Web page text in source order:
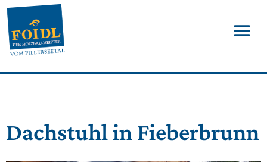
Dachstuhl in Fieberbrunn